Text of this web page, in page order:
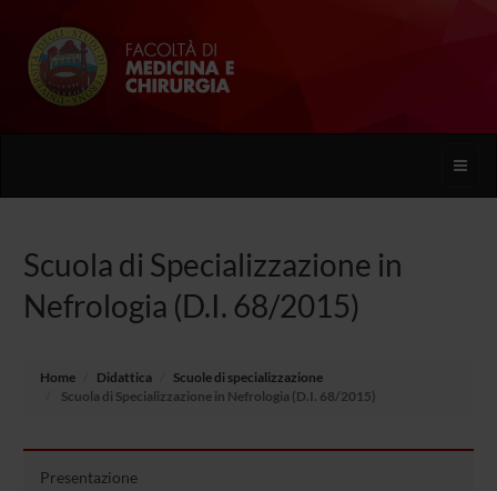
Toggle
Scuola di Specializzazione in
Nefrologia (D.I. 68/2015)
Home Didattica
Scuole di specializzazione
Scuola di Specializzazione in Nefrologia (D.I. 68/2015)
Presentazione